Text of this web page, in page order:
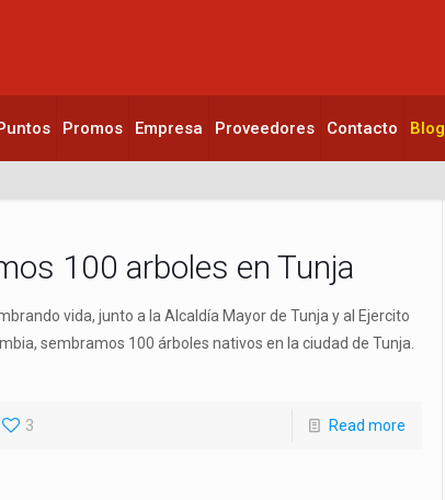
Promos Empresa Proveedores Contacto Blog
100 arboles en Tunja
vida, junto a la Alcaldía Mayor de Tunja y al Ejercito
sembramos 100 árboles nativos en la ciudad de Tunja.
3 Read more